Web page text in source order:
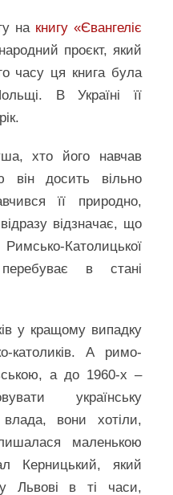
на книгу «Євангеліє
проєкт, який
часу ця книга була
В Україні її
хто його навчав
він досить вільно
її природно,
відзначає, що
Римсько-Католицької
в стані
у кращому випадку
католиків. А римо-
а до 1960-х –
українську
вони хотіли,
маленькою
Керницький, який
Львові в ті часи,